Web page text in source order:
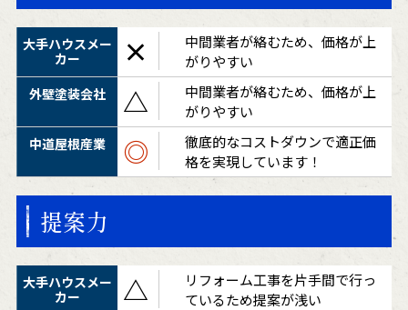
×
中間業者が絡むため、価格が上
がりやすい
△
中間業者が絡むため、価格が上
がりやすい
◎
徹底的なコストダウンで適正価
格を実現しています！
提案力
△
リフォーム工事を片手間で行っ
ているため提案が浅い